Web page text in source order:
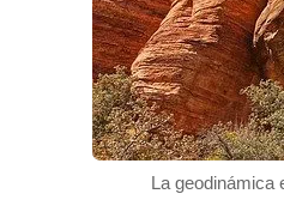
La geodinámica